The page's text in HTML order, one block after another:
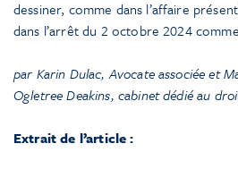
dessiner, comme dans l’affaire
dans l’arrêt du 2 octobre 2024
par Karin Dulac, Avocate associée et
Ogletree Deakins, cabinet dédié au
Extrait de l’article :